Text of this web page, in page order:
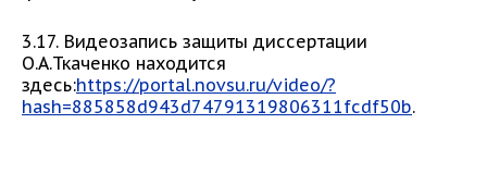
3.17. Видеозапись защиты диссертации
О.А.Ткаченко находится
здесь:https://portal.novsu.ru/video/?
hash=885858d943d74791319806311fcdf50b.